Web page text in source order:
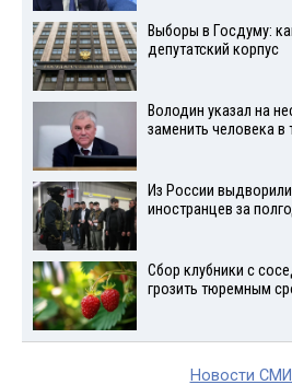
Выборы в Госдуму:
депутатский корпус
Володин указал на
заменить человека в
Из России
иностранцев за
Сбор клубники с
грозить тюремным
Новости